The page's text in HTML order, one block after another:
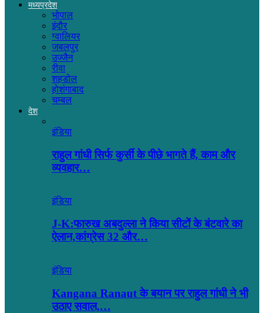
मध्यप्रदेश
भोपाल
इंदौर
ग्वालियर
जबलपुर
उज्जैन
रीवा
शहडोल
होशंगाबाद
चम्बल
देश
इंडिया
राहुल गांधी सिर्फ कुर्सी के पीछे भागते हैं, काम और
व्यवहार…
इंडिया
J-K:फारुख अबदुल्ला ने किया सीटों के बंटवारे का
ऐलान,कांग्रेस 32 और…
इंडिया
Kangana Ranaut के बयान पर राहुल गांधी ने भी
उठाए सवाल,…